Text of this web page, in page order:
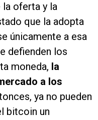
oferta y la
que la adopta
únicamente a esa
defienden los
moneda, la
a los
ya no pueden
bitcoin un